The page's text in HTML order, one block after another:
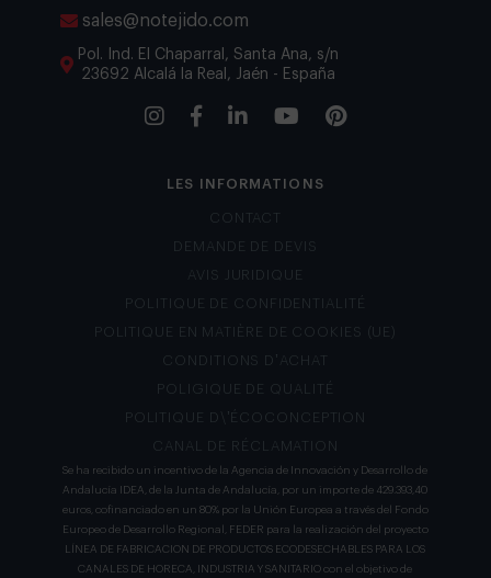
sales@notejido.com
Pol. Ind. El Chaparral, Santa Ana, s/n
23692 Alcalá la Real, Jaén - España
LES INFORMATIONS
CONTACT
DEMANDE DE DEVIS
AVIS JURIDIQUE
POLITIQUE DE CONFIDENTIALITÉ
POLITIQUE EN MATIÈRE DE COOKIES (UE)
CONDITIONS D’ACHAT
POLIGIQUE DE QUALITÉ
POLITIQUE D\’ÉCOCONCEPTION
CANAL DE RÉCLAMATION
Se ha recibido un incentivo de la Agencia de Innovación y Desarrollo de
Andalucía IDEA, de la Junta de Andalucía, por un importe de 429.393,40
euros, cofinanciado en un 80% por la Unión Europea a través del Fondo
Europeo de Desarrollo Regional, FEDER para la realización del proyecto
LÍNEA DE FABRICACION DE PRODUCTOS ECODESECHABLES PARA LOS
CANALES DE HORECA, INDUSTRIA Y SANITARIO con el objetivo de